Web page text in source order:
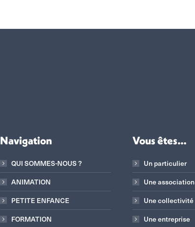
Navigation
QUI SOMMES-NOUS ?
ANIMATION
PETITE ENFANCE
FORMATION
Vous êtes…
Un particulier
Une association
Une collectivité
Une entreprise